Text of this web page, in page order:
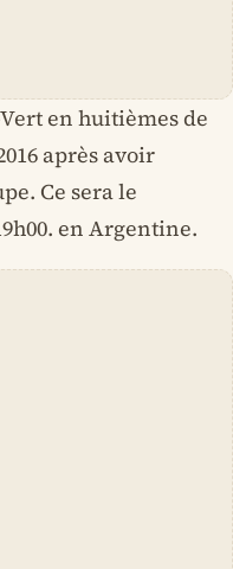
en huitièmes de
après avoir
Ce sera le
en Argentine.